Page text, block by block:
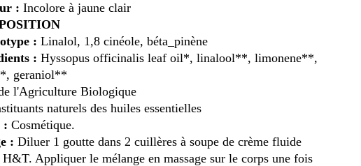
: Incolore à jaune clair
: Linalol, 1,8 cinéole, béta_pinène
: Hyssopus officinalis leaf oil*, linalool**, limonene**,
geraniol**
l'Agriculture Biologique
naturels des huiles essentielles
: Cosmétique.
: Diluer 1 goutte dans 2 cuillères à soupe de crème fluide
H&T. Appliquer le mélange en massage sur le corps une fois